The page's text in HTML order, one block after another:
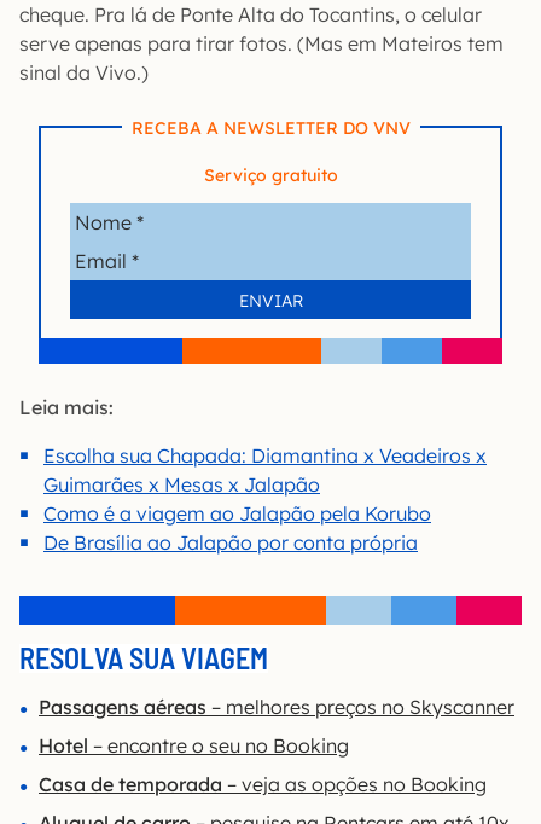
cheque. Pra lá de Ponte Alta do Tocantins, o celular
serve apenas para tirar fotos. (Mas em Mateiros tem
sinal da Vivo.)
RECEBA A NEWSLETTER DO VNV
Serviço gratuito
Leia mais:
Escolha sua Chapada: Diamantina x Veadeiros x
Guimarães x Mesas x Jalapão
Como é a viagem ao Jalapão pela Korubo
De Brasília ao Jalapão por conta própria
RESOLVA SUA VIAGEM
Passagens aéreas – melhores preços no Skyscanner
Hotel – encontre o seu no Booking
Casa de temporada – veja as opções no Booking